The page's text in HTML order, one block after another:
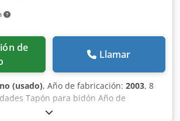
Llamar
(usado), Año de fabricación: 2003, 8
Tapón para bidón Año de
2003 Cedpfeh Rwlqox Aiqjha